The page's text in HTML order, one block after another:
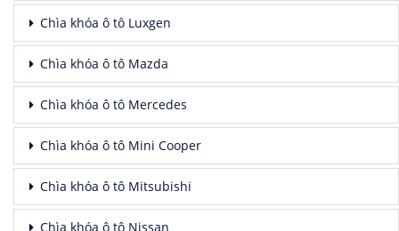
Chìa khóa ô tô Luxgen
Chìa khóa ô tô Mazda
Chìa khóa ô tô Mercedes
Chìa khóa ô tô Mini Cooper
Chìa khóa ô tô Mitsubishi
Chìa khóa ô tô Nissan